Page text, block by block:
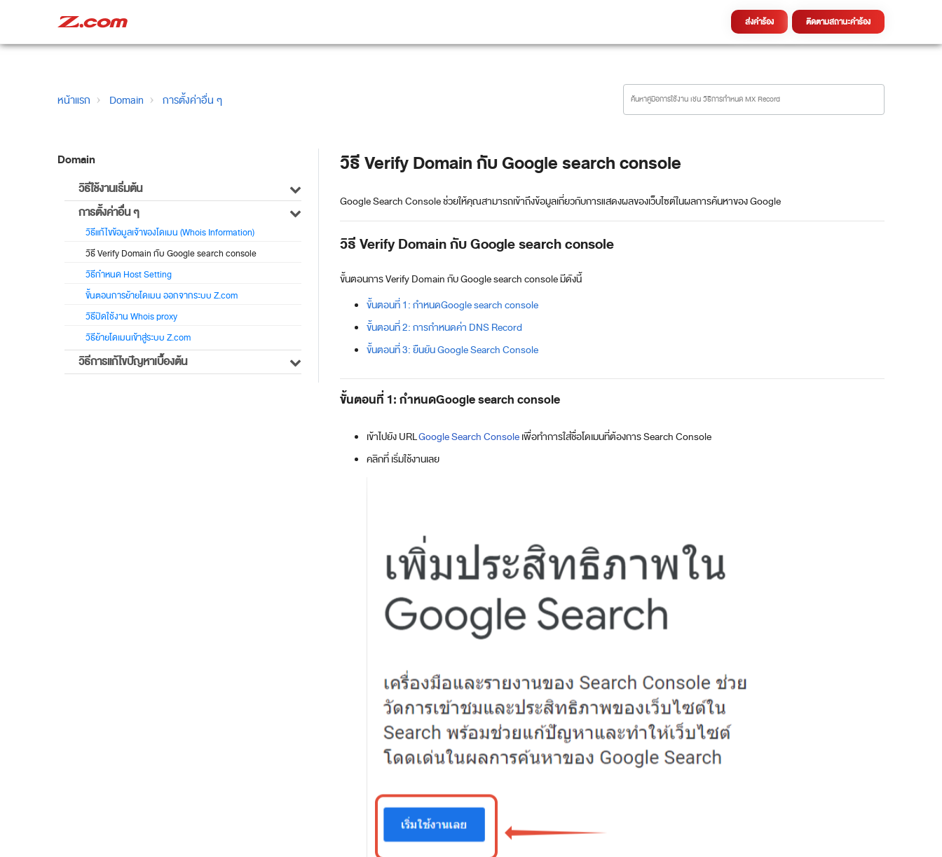
ส่งคำร้อง ติดตามสถานะคำร้อง
หน้าแรก Domain การตั้งค่าอื่น ๆ
Domain
วิธีใช้งานเริ่มต้น
การตั้งค่าอื่น ๆ
วิธีแก้ไขข้อมูลเจ้าของโดเมน (Whois Information)
วิธี Verify Domain กับ Google search console
วิธีกำหนด Host Setting
ขั้นตอนการย้ายโดเมน ออกจากระบบ Z.com
วิธีปิดใช้งาน Whois proxy
วิธีย้ายโดเมนเข้าสู่ระบบ Z.com
วิธีการแก้ไขปัญหาเบื้องต้น
วิธี Verify Domain กับ Google search console
Google Search Console ช่วยให้คุณสามารถเข้าถึงข้อมูลเกี่ยวกับการแสดงผลของเว็บไซต์ในผลการค้นหาของ Google
วิธี Verify Domain กับ Google search console
ขั้นตอนการ Verify Domain กับ Google search console มีดังนี้
ขั้นตอนที่ 1: กำหนดGoogle search console
ขั้นตอนที่ 2: การกำหนดค่า DNS Record
ขั้นตอนที่ 3: ยืนยัน Google Search Console
ขั้นตอนที่ 1: กำหนดGoogle search console
เข้าไปยัง URLGoogle Search Consoleเพื่อทำการใส่ชื่อโดเมนที่ต้องการ Search Console
คลิกที่ เริ่มใช้งานเลย